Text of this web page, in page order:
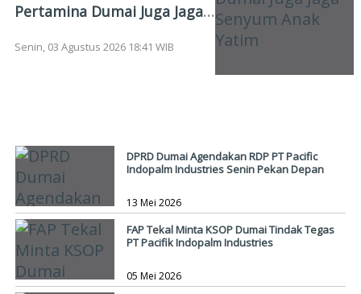
Pertamina Dumai Juga Jaga
Senin, 03 Agustus 2026 18:41 WIB
DPRD Dumai Agendakan RDP PT Pacific
Indopalm Industries Senin Pekan Depan
13 Mei 2026
FAP Tekal Minta KSOP Dumai Tindak Tegas
PT Pacifik Indopalm Industries
05 Mei 2026